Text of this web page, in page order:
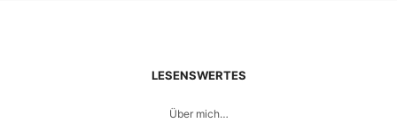
LESENSWERTES
Über mich…